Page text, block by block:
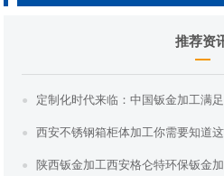
推荐资
定制化时代来临：中国钣金加工满
西安不锈钢箱柜体加工你需要知道
陕西钣金加工西安格仑特环保钣金